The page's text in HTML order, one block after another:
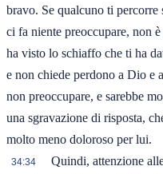
bravo. Se qualcuno ti
ci fa niente preoccupare, non
ha visto lo schiaffo che ti ha
e non chiede perdono a Dio e
non preoccupare, e sarebbe
una sgravazione di risposta,
molto meno doloroso per lui.
34:34
Quindi, attenzione